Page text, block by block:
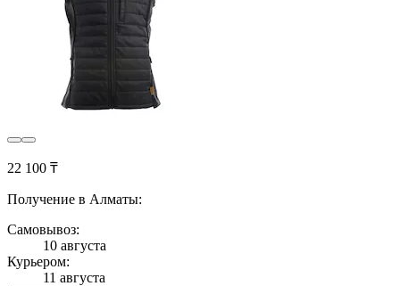
22 100 ₸
Получение в Алматы:
Самовывоз:
10 августа
Курьером:
11 августа